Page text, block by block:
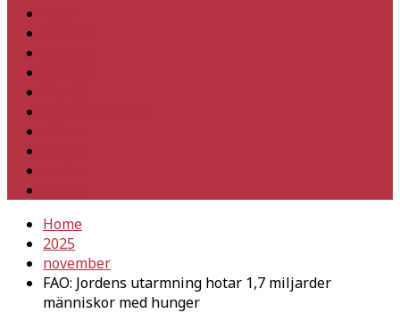
Home
2025
november
FAO: Jordens utarmning hotar 1,7 miljarder
människor med hunger